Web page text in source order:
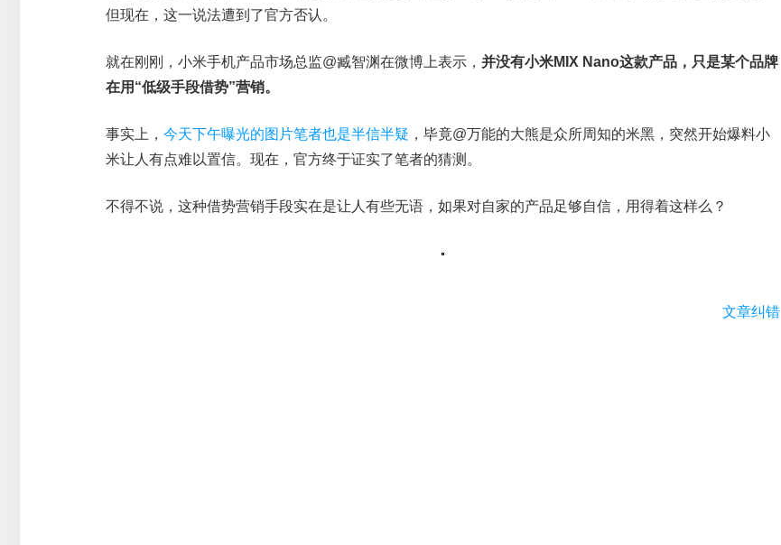
但现在，这一说法遭到了官方否认。
就在刚刚，小米手机产品市场总监@臧智渊在微博上表示， 并没有小米MIX Nano这款产品，只是某个品牌
在用“低级手段借势”营销。
事实上， 今天下午曝光的图片笔者也是半信半疑 ，毕竟@万能的大熊是众所周知的米黑，突然开始爆料小
米让人有点难以置信。现在，官方终于证实了笔者的猜测。
不得不说，这种借势营销手段实在是让人有些无语，如果对自家的产品足够自信，用得着这样么？
文章纠错